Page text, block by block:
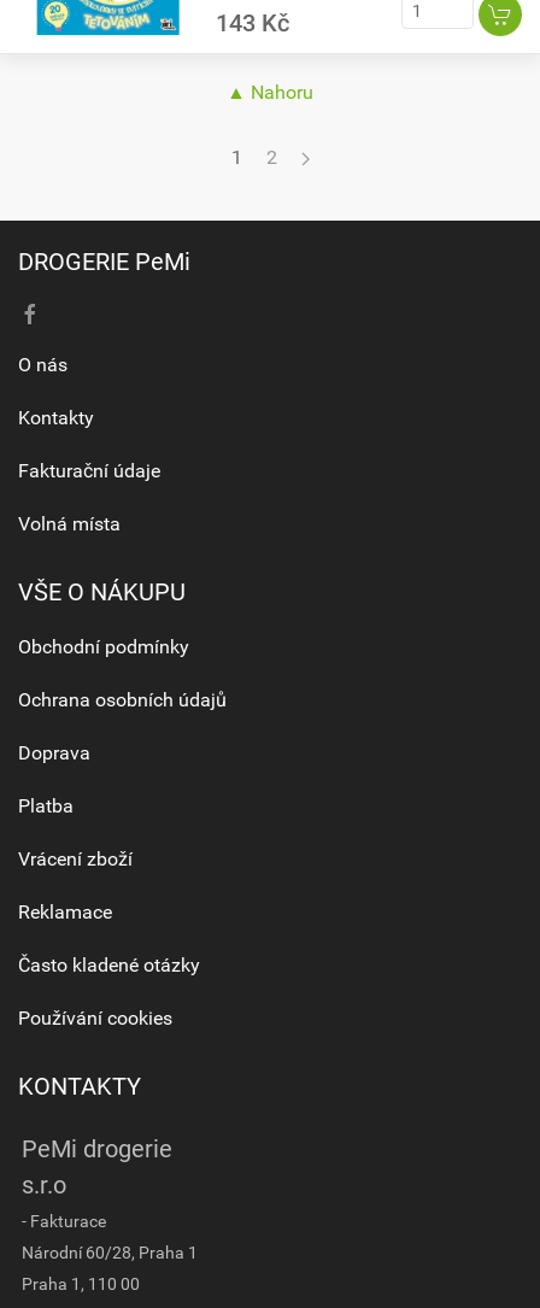
143 Kč
▲ Nahoru
1 2
DROGERIE PeMi
O nás
Kontakty
Fakturační údaje
Volná místa
VŠE O NÁKUPU
Obchodní podmínky
Ochrana osobních údajů
Doprava
Platba
Vrácení zboží
Reklamace
Často kladené otázky
Používání cookies
KONTAKTY
PeMi drogerie
s.r.o
- Fakturace
Národní 60/28, Praha 1
Praha 1, 110 00